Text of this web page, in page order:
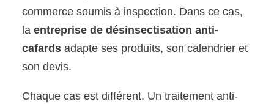
commerce soumis à inspection. Dans ce cas,
laentreprise de désinsectisation anti-
cafards adapte ses produits, son calendrier et
son devis.
Chaque cas est différent. Un traitement anti-